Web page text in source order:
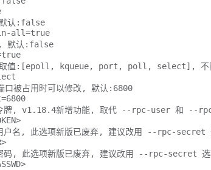
认:false
all=
, 默认:false
取值:[epoll, kqueue, port, poll, select], 不同
口被占用时可以修改, 默认:6800
=6800
令牌, v1.18.4新增功能, 取代 --rpc-user 和 --
户名, 此选项新版已废弃, 建议改用 --rpc-secret
密码, 此选项新版已废弃, 建议改用 --rpc-secret